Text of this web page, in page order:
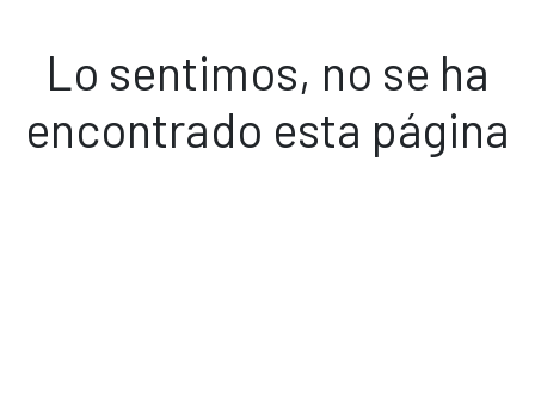
Lo sentimos, no se ha
encontrado esta página